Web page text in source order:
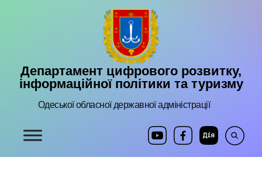
Департамент цифрового розвитку,
інформаційної політики та туризму
Одеської обласної державної адміністрації